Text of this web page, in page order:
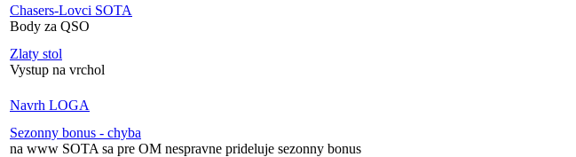
Chasers-Lovci SOTA
Body za QSO
Zlaty stol
Vystup na vrchol
Navrh LOGA
Sezonny bonus - chyba
na www SOTA sa pre OM nespravne prideluje sezonny bonus